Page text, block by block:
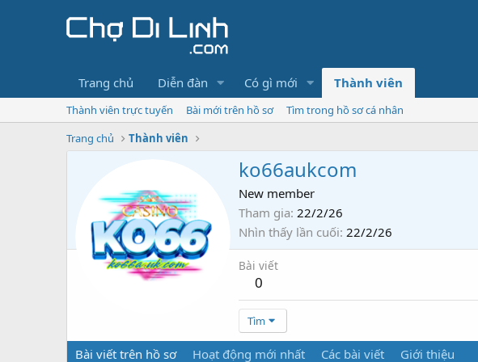
Trang chủ Diễn đàn Có gì mới Thành viên
Thành viên trực tuyến Bài mới trên hồ sơ
Tìm trong hồ sơ cá nhân
Trang chủ
Thành viên
ko66aukcom
New member
Tham gia 22/2/26
Nhìn thấy lần cuối 22/2/26
Bài viết
0
Tìm
Bài viết trên hồ sơ Hoạt động mới nhất Các bài viết Giới thiệu